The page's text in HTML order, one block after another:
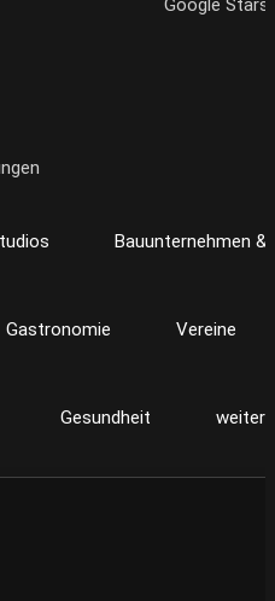
Bauunternehmen
Gastronomie Vereine
Gesundheit